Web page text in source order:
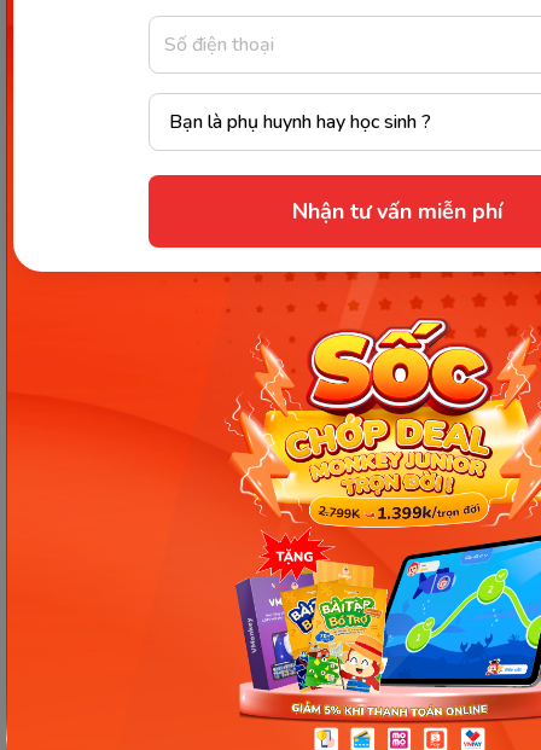
Nhận tư vấn miễn phí
Thông tin trong bài viết được tổng hợp nhằm
mục đích tham khảo và có thể thay đổi mà
không cần báo trước. Quý khách vui lòng
kiểm tra lại qua các kênh chính thức hoặc liên
hệ trực tiếp với đơn vị liên quan để nắm bắt
tình hình thực tế.
Các Bài Viết Mới Nhất
[Thảo luận] Cơn thịnh nộ (ăn
vạ) của trẻ | Kỷ luật tích cực #17
Ngày 18: Vì sao bé nhanh quên
từ tiếng Anh? Cách giúp con
nhớ lâu mà không cần học
nhiều